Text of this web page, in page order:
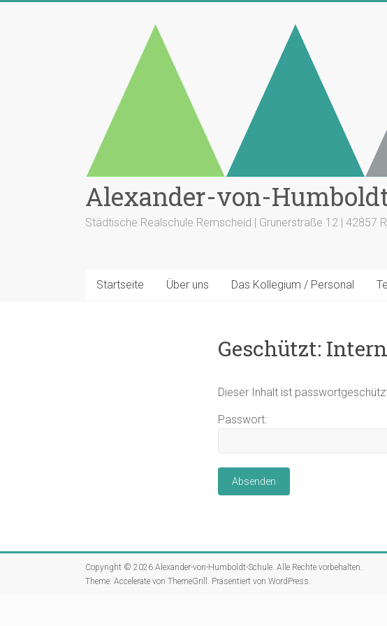
Alexander-von-
Städtische Realschule Remscheid | Grunerstraße 12 | 42857
Startseite Über uns Das Kollegium / Personal
Geschützt:
Dieser Inhalt ist
Passwort:
Copyright © 2026 Alexander-von-Humboldt-Schule. Alle Rechte vorbehalten.
Theme: Accelerate von ThemeGrill. Präsentiert von WordPress.